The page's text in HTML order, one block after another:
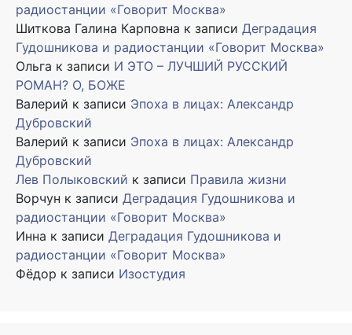
радиостанции «Говорит Москва»
Шиткова Галина Карповна к записи Деградация
Гудошникова и радиостанции «Говорит Москва»
Ольга к записи И ЭТО – ЛУЧШИЙ РУССКИЙ
РОМАН? О, БОЖЕ
Валерий к записи Эпоха в лицах: Александр
Дубровский
Валерий к записи Эпоха в лицах: Александр
Дубровский
Лев Полыковский к записи Правила жизни
Ворчун к записи Деградация Гудошникова и
радиостанции «Говорит Москва»
Инна к записи Деградация Гудошникова и
радиостанции «Говорит Москва»
Фёдор к записи Изостудия